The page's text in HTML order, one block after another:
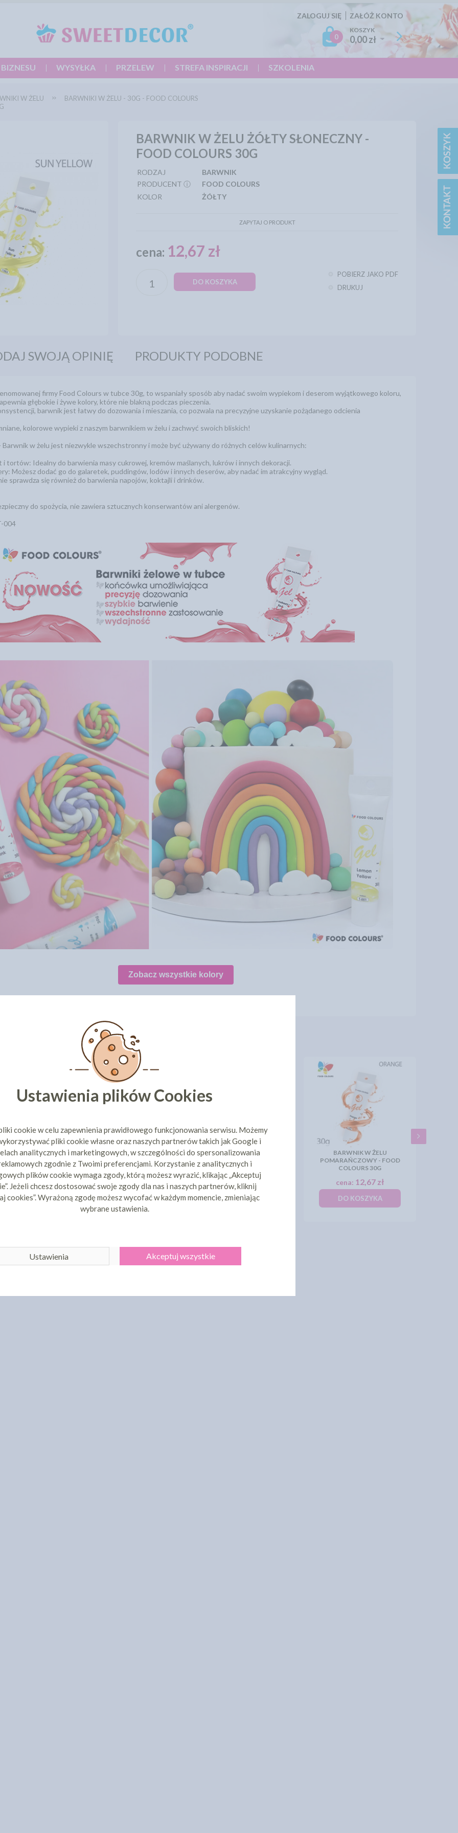
ZALOGUJ SIĘ ZAŁÓŻ KONTO
0
KOSZYK
0,00 zł
WYSYŁKA PRZELEW STREFA INSPIRACJI SZKOLENIA
W ŻELU
BARWNIKI W ŻELU - 30G - FOOD COLOURS
BARWNIK W ŻELU ŻÓŁTY SŁONECZNY -
FOOD COLOURS 30G
RODZAJ
BARWNIK
PRODUCENT ⓘ
FOOD COLOURS
KOLOR
ŻÓŁTY
ZAPYTAJ O PRODUKT
cena: 12,67 zł
DO KOSZYKA
POBIERZ JAKO PDF
DRUKUJ
SWOJĄ OPINIĘ PRODUKTY PODOBNE
firmy Food Colours w tubce 30g, to wspaniały sposób aby nadać swoim wypiekom i deserom wyjątkowego koloru,
głębokie i żywe kolory, które nie blakną podczas pieczenia.
barwnik jest łatwy do dozowania i mieszania, co pozwala na precyzyjne uzyskanie pożądanego odcienia
kolorowe wypieki z naszym barwnikiem w żelu i zachwyć swoich bliskich!
Barwnik w żelu jest niezwykle wszechstronny i może być używany do różnych celów kulinarnych:
i tortów: Idealny do barwienia masy cukrowej, kremów maślanych, lukrów i innych dekoracji.
Możesz dodać go do galaretek, puddingów, lodów i innych deserów, aby nadać im atrakcyjny wygląd.
sprawdza się również do barwienia napojów, koktajli i drinków.
do spożycia, nie zawiera sztucznych konserwantów ani alergenów.
004
Zobacz wszystkie kolory
NIEBIESKI
COLOURS
zł
BARWNIK W ŻELU RÓŻOWY -
FOOD COLOURS 30G
cena:12,67 zł
DO KOSZYKA
BARWNIK W ŻELU ZIELONY
CIEMNY - FOOD COLOURS 30G
cena: 12,67 zł
DO KOSZYKA
BARWNIK W ŻELU
POMARAŃCZOWY - FOOD
COLOURS 30G
cena: 12,67 zł
DO KOSZYKA
Ustawienia plików Cookies
cookie w celu zapewnienia prawidłowego funkcjonowania serwisu. Możemy
pliki cookie własne oraz naszych partnerów takich jak Google i
analitycznych i marketingowych, w szczególności do spersonalizowania
zgodnie z Twoimi preferencjami. Korzystanie z analitycznych i
plików cookie wymaga zgody, którą możesz wyrazić, klikając „Akceptuj
Jeżeli chcesz dostosować swoje zgody dla nas i naszych partnerów, kliknij
cookies”. Wyrażoną zgodę możesz wycofać w każdym momencie, zmieniając
wybrane ustawienia.
Ustawienia Akceptuj wszystkie